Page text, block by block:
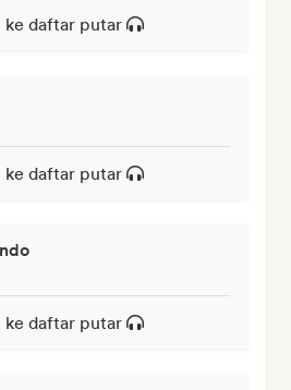
ke daftar putar
ke daftar putar
ke daftar putar